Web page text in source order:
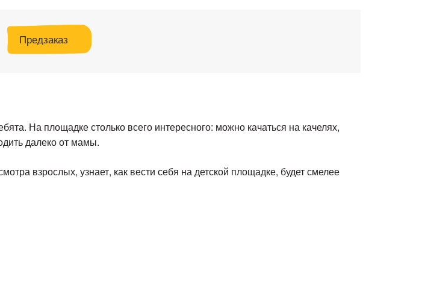
Предзаказ
На площадке столько всего интересного: можно качаться на качелях,
далеко от мамы.
взрослых, узнает, как вести себя на детской площадке, будет смелее